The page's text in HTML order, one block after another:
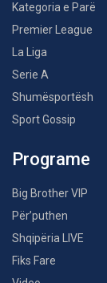
Kategoria e Parë
Premier League
La Liga
Serie A
Shumësportësh
Sport Gossip
Programe
Big Brother VIP
Për’puthen
Shqipëria LIVE
Fiks Fare